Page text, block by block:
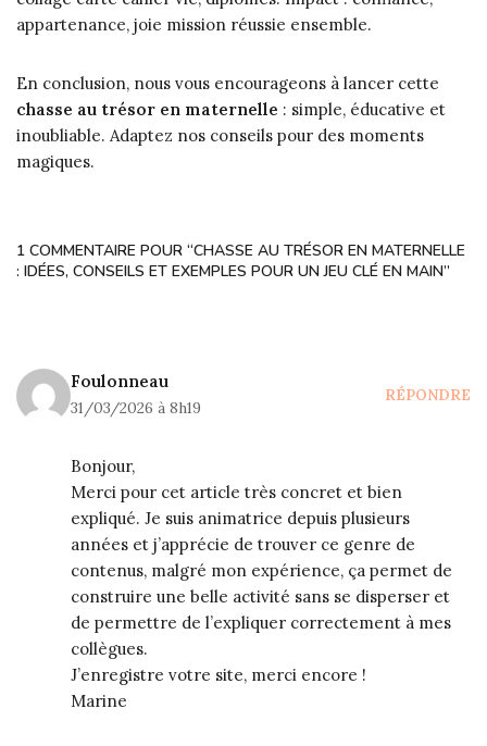
appartenance, joie mission réussie ensemble.
En conclusion, nous vous encourageons à lancer cette
chasse au trésor en maternelle : simple, éducative et
inoubliable. Adaptez nos conseils pour des moments
magiques.
1 COMMENTAIRE POUR “CHASSE AU TRÉSOR EN MATERNELLE
: IDÉES, CONSEILS ET EXEMPLES POUR UN JEU CLÉ EN MAIN”
Foulonneau
31/03/2026 à 8h19
RÉPONDRE
Bonjour,
Merci pour cet article très concret et bien
expliqué. Je suis animatrice depuis plusieurs
années et j’apprécie de trouver ce genre de
contenus, malgré mon expérience, ça permet de
construire une belle activité sans se disperser et
de permettre de l’expliquer correctement à mes
collègues.
J’enregistre votre site, merci encore !
Marine